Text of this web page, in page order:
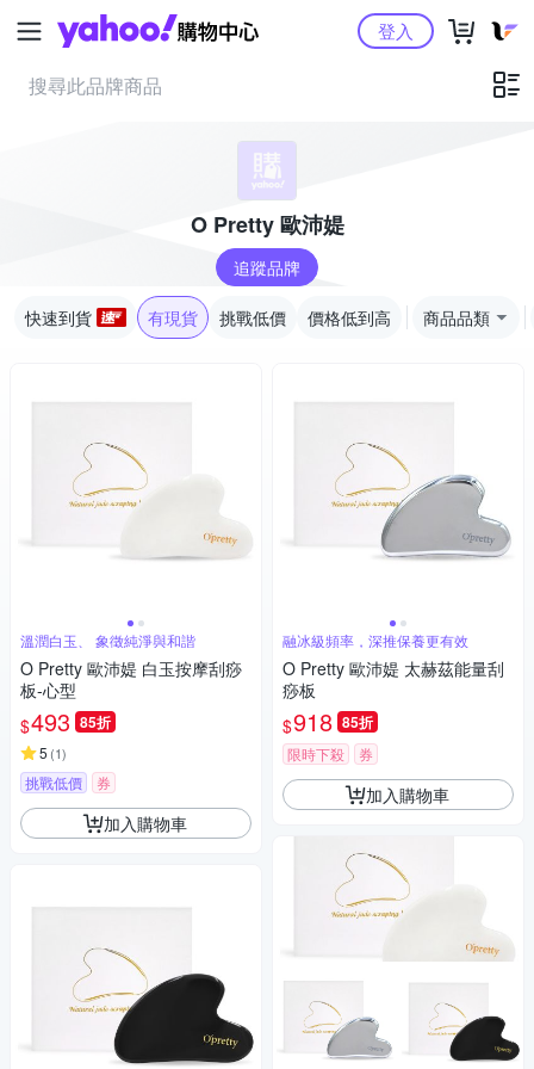
Yahoo購物中心登入
O Pretty 歐沛媞
追蹤品牌
快速到貨 有現貨 挑戰低價 價格低到高 商品品類
溫潤白玉、 象徵純淨與和諧
O Pretty 歐沛媞 白玉按摩刮痧
板-心型
$493 85折
5 (1)
挑戰低價 券
加入購物車
融冰級頻率，深推保養更有效
O Pretty 歐沛媞 太赫茲能量刮
痧板
$918 85折
限時下殺 券
加入購物車